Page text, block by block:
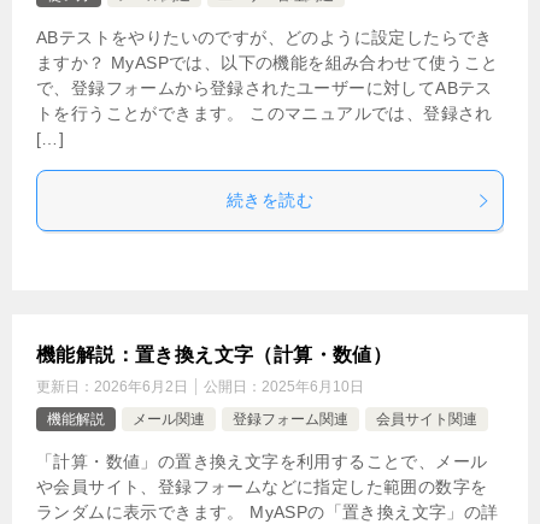
ABテストをやりたいのですが、どのように設定したらでき
ますか？ MyASPでは、以下の機能を組み合わせて使うこと
で、登録フォームから登録されたユーザーに対してABテス
トを行うことができます。 このマニュアルでは、登録され
[…]
続きを読む
機能解説：置き換え文字（計算・数値）
更新日： 2026年6月2日 公開日： 2025年6月10日
機能解説
メール関連 登録フォーム関連 会員サイト関連
「計算・数値」の置き換え文字を利用することで、メール
や会員サイト、登録フォームなどに指定した範囲の数字を
ランダムに表示できます。 MyASPの「置き換え文字」の詳